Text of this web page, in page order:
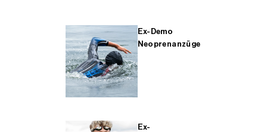
Ex-Demo
Neoprenanzüge
Ex-